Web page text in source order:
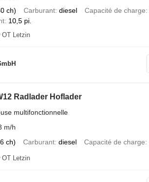
ch) Carburant diesel Capacité de charge
10,5 pi.
OT Letzin
Radlader Hoflader
multifonctionnelle
m/h
ch) Carburant diesel Capacité de charge
OT Letzin